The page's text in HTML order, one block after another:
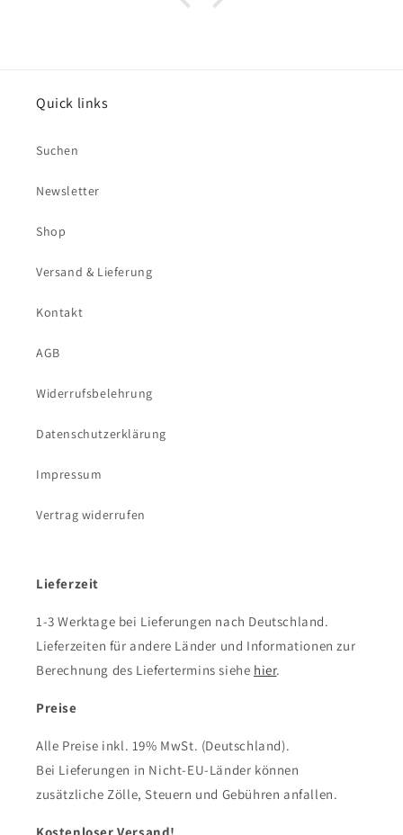
Quick links
Suchen
Newsletter
Shop
Versand & Lieferung
Kontakt
AGB
Widerrufsbelehrung
Datenschutzerklärung
Impressum
Vertrag widerrufen
Lieferzeit
1-3 Werktage bei Lieferungen nach Deutschland.
Lieferzeiten für andere Länder und Informationen zur
Berechnung des Liefertermins siehe hier.
Preise
Alle Preise inkl. 19% MwSt. (Deutschland).
Bei Lieferungen in Nicht-EU-Länder können
zusätzliche Zölle, Steuern und Gebühren anfallen.
Kostenloser Versand!